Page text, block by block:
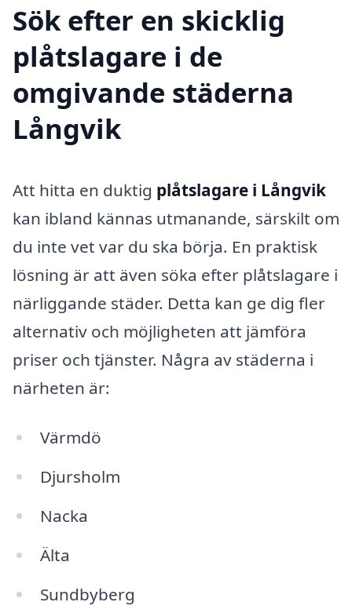
Sök efter en skicklig
plåtslagare i de
omgivande städerna
Långvik
Att hitta en duktig plåtslagare i Långvik
kan ibland kännas utmanande, särskilt om
du inte vet var du ska börja. En praktisk
lösning är att även söka efter plåtslagare i
närliggande städer. Detta kan ge dig fler
alternativ och möjligheten att jämföra
priser och tjänster. Några av städerna i
närheten är:
Värmdö
Djursholm
Nacka
Älta
Sundbyberg